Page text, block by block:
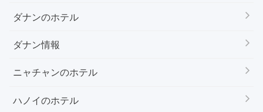
ダナンのホテル
ダナン情報
ニャチャンのホテル
ハノイのホテル